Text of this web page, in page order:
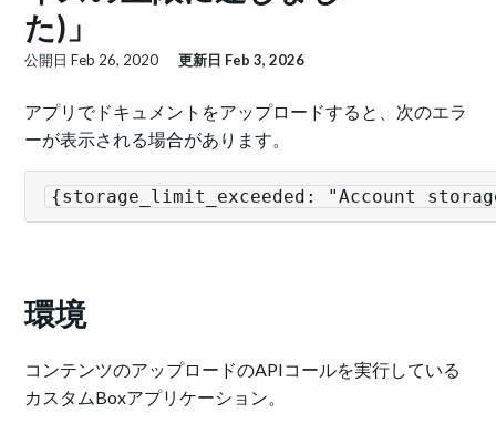
た)」
公開日Feb 26, 2020 更新日 Feb 3, 2026
アプリでドキュメントをアップロードすると、次のエラ
ーが表示される場合があります。
{storage_limit_exceeded: "Account
環境
コンテンツのアップロードのAPIコールを実行している
カスタムBoxアプリケーション。